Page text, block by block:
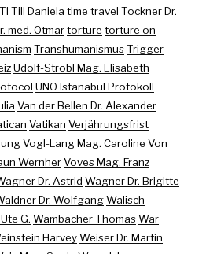
TI Till Daniela time travel Tockner Dr.
med. Otmartorture torture on
TranshumanismusTrigger
Udolf-Strobl Mag. Elisabeth
UNO Istanabul Protokoll
Van der Bellen Dr. Alexander
Vatikan Verjährungsfrist
Vogl-Lang Mag. Caroline Von
WernherVoves Mag. Franz
Dr. Astrid Wagner Dr. Brigitte
Dr. WolfgangWalisch
G. Wambacher ThomasWar
HarveyWeiser Dr. Martin